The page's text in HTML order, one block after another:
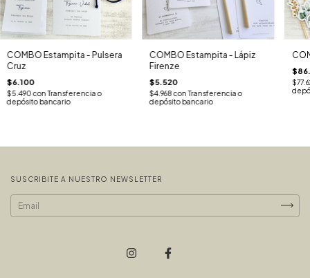
COMBO Estampita - Pulsera
Cruz
$6.100
$5.490con Transferencia o
depósito bancario
COMBO Estampita - Lápiz
Firenze
$5.520
$4.968con Transferencia o
depósito bancario
SUSCRIBITE A NUESTRO NEWSLETTER